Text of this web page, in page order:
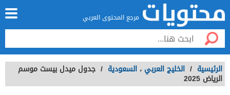
مرجع المحتوى العربي
الرئيسية / الخليج العربي ، السعودية / جدول ميدل بيست موسم
الرياض 2025